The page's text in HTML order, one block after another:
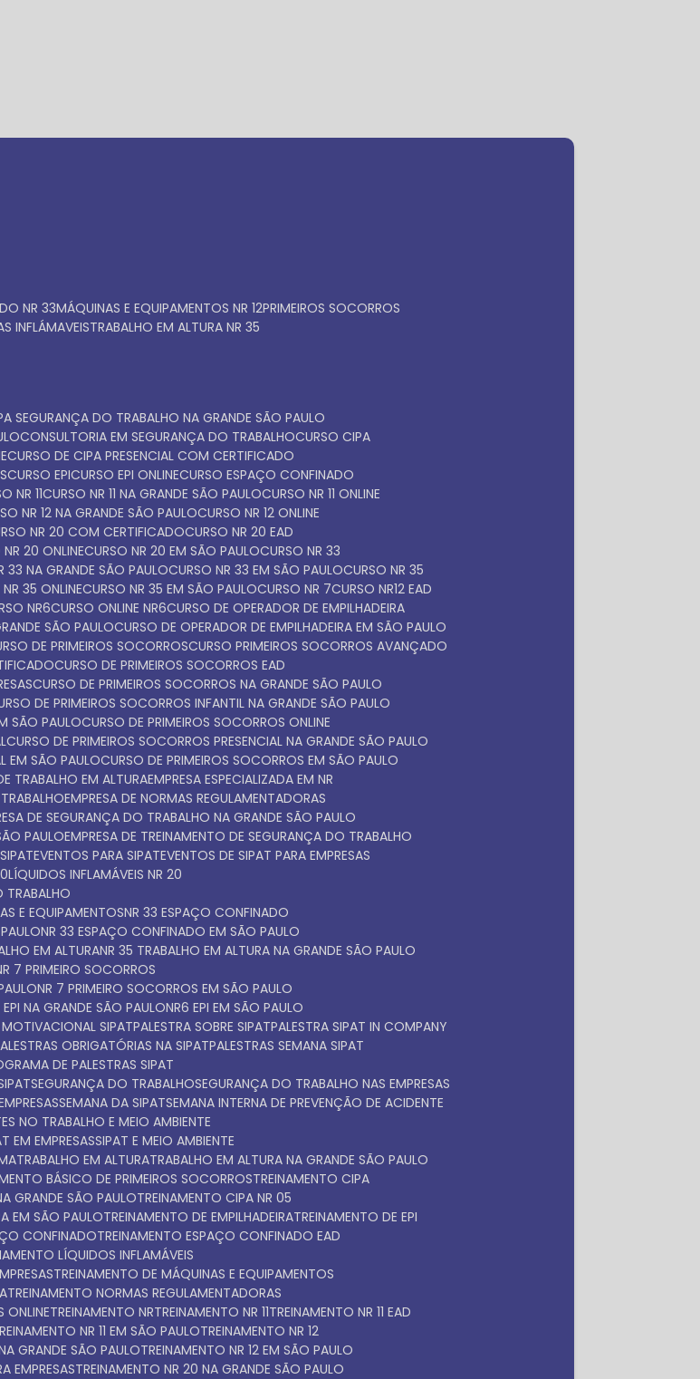
NR 33 MÁQUINAS E EQUIPAMENTOS NR 12 PRIMEIROS SOCORROS
INFLÁMAVEIS TRABALHO EM ALTURA NR 35
SEGURANÇA DO TRABALHO NA GRANDE SÃO PAULO
CONSULTORIA EM SEGURANÇA DO TRABALHO CURSO CIPA
CURSO DE CIPA PRESENCIAL COM CERTIFICADO
CURSO EPI CURSO EPI ONLINE CURSO ESPAÇO CONFINADO
NR 11 CURSO NR 11 NA GRANDE SÃO PAULO CURSO NR 11 ONLINE
NR 12 NA GRANDE SÃO PAULO CURSO NR 12 ONLINE
NR 20 COM CERTIFICADO CURSO NR 20 EAD
NR 20 ONLINE CURSO NR 20 EM SÃO PAULO CURSO NR 33
33 NA GRANDE SÃO PAULO CURSO NR 33 EM SÃO PAULO CURSO NR 35
NR 35 ONLINE CURSO NR 35 EM SÃO PAULO CURSO NR 7 CURSO NR12 EAD
NR6 CURSO ONLINE NR6 CURSO DE OPERADOR DE EMPILHADEIRA
SÃO PAULO CURSO DE OPERADOR DE EMPILHADEIRA EM SÃO PAULO
DE PRIMEIROS SOCORROS CURSO PRIMEIROS SOCORROS AVANÇADO
CURSO DE PRIMEIROS SOCORROS EAD
CURSO DE PRIMEIROS SOCORROS NA GRANDE SÃO PAULO
DE PRIMEIROS SOCORROS INFANTIL NA GRANDE SÃO PAULO
SÃO PAULO CURSO DE PRIMEIROS SOCORROS ONLINE
CURSO DE PRIMEIROS SOCORROS PRESENCIAL NA GRANDE SÃO PAULO
EM SÃO PAULO CURSO DE PRIMEIROS SOCORROS EM SÃO PAULO
TRABALHO EM ALTURA EMPRESA ESPECIALIZADA EM NR
EMPRESA DE NORMAS REGULAMENTADORAS
DE SEGURANÇA DO TRABALHO NA GRANDE SÃO PAULO
PAULO EMPRESA DE TREINAMENTO DE SEGURANÇA DO TRABALHO
EVENTOS PARA SIPAT EVENTOS DE SIPAT PARA EMPRESAS
LÍQUIDOS INFLAMÁVEIS NR 20
TRABALHO
E EQUIPAMENTOS NR 33 ESPAÇO CONFINADO
NR 33 ESPAÇO CONFINADO EM SÃO PAULO
EM ALTURA NR 35 TRABALHO EM ALTURA NA GRANDE SÃO PAULO
NR 7 PRIMEIRO SOCORROS
NR 7 PRIMEIRO SOCORROS EM SÃO PAULO
EPI NA GRANDE SÃO PAULO NR6 EPI EM SÃO PAULO
MOTIVACIONAL SIPAT PALESTRA SOBRE SIPAT PALESTRA SIPAT IN COMPANY
PALESTRAS OBRIGATÓRIAS NA SIPAT PALESTRAS SEMANA SIPAT
DE PALESTRAS SIPAT
SEGURANÇA DO TRABALHO SEGURANÇA DO TRABALHO NAS EMPRESAS
SEMANA DA SIPAT SEMANA INTERNA DE PREVENÇÃO DE ACIDENTE
NO TRABALHO E MEIO AMBIENTE
EM EMPRESAS SIPAT E MEIO AMBIENTE
TRABALHO EM ALTURA TRABALHO EM ALTURA NA GRANDE SÃO PAULO
BÁSICO DE PRIMEIROS SOCORROS TREINAMENTO CIPA
GRANDE SÃO PAULO TREINAMENTO CIPA NR 05
EM SÃO PAULO TREINAMENTO DE EMPILHADEIRA TREINAMENTO DE EPI
CONFINADO TREINAMENTO ESPAÇO CONFINADO EAD
LÍQUIDOS INFLAMÁVEIS
TREINAMENTO DE MÁQUINAS E EQUIPAMENTOS
TREINAMENTO NORMAS REGULAMENTADORAS
ONLINE TREINAMENTO NR TREINAMENTO NR 11 TREINAMENTO NR 11 EAD
TREINAMENTO NR 11 EM SÃO PAULO TREINAMENTO NR 12
GRANDE SÃO PAULO TREINAMENTO NR 12 EM SÃO PAULO
EMPRESAS TREINAMENTO NR 20 NA GRANDE SÃO PAULO